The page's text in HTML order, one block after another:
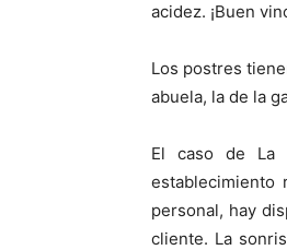
acidez. ¡Buen
Los postres
abuela, la de la
El caso de La
establecimiento
personal, hay
cliente. La